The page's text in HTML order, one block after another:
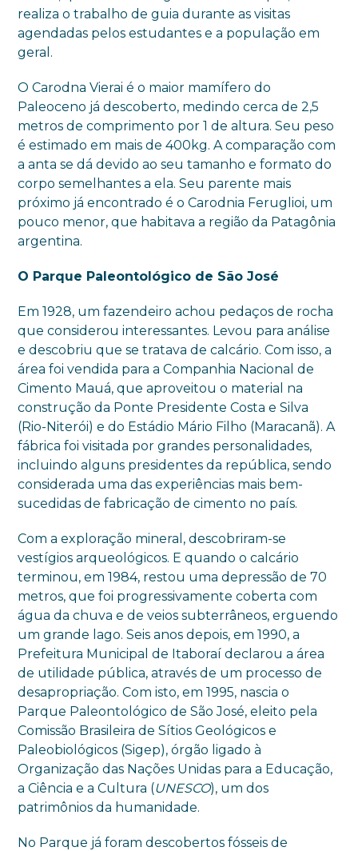
realiza o trabalho de guia durante as visitas
agendadas pelos estudantes e a população em
geral.
O Carodna Vierai é o maior mamífero do
Paleoceno já descoberto, medindo cerca de 2,5
metros de comprimento por 1 de altura. Seu peso
é estimado em mais de 400kg. A comparação com
a anta se dá devido ao seu tamanho e formato do
corpo semelhantes a ela. Seu parente mais
próximo já encontrado é o Carodnia Feruglioi, um
pouco menor, que habitava a região da Patagônia
argentina.
O Parque Paleontológico de São José
Em 1928, um fazendeiro achou pedaços de rocha
que considerou interessantes. Levou para análise
e descobriu que se tratava de calcário. Com isso, a
área foi vendida para a Companhia Nacional de
Cimento Mauá, que aproveitou o material na
construção da Ponte Presidente Costa e Silva
(Rio-Niterói) e do Estádio Mário Filho (Maracanã). A
fábrica foi visitada por grandes personalidades,
incluindo alguns presidentes da república, sendo
considerada uma das experiências mais bem-
sucedidas de fabricação de cimento no país.
Com a exploração mineral, descobriram-se
vestígios arqueológicos. E quando o calcário
terminou, em 1984, restou uma depressão de 70
metros, que foi progressivamente coberta com
água da chuva e de veios subterrâneos, erguendo
um grande lago. Seis anos depois, em 1990, a
Prefeitura Municipal de Itaboraí declarou a área
de utilidade pública, através de um processo de
desapropriação. Com isto, em 1995, nascia o
Parque Paleontológico de São José, eleito pela
Comissão Brasileira de Sítios Geológicos e
Paleobiológicos (Sigep), órgão ligado à
Organização das Nações Unidas para a Educação,
a Ciência e a Cultura (UNESCO), um dos
patrimônios da humanidade.
No Parque já foram descobertos fósseis de